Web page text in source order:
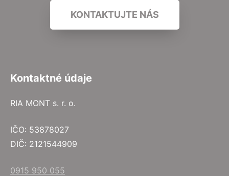
KONTAKTUJTE NÁS
Kontaktné údaje
RIA MONT s. r. o.
IČO: 53878027
DIČ: 2121544909
0915 950 055